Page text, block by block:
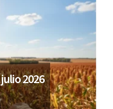
2026